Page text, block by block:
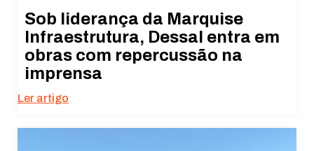
Sob liderança da Marquise
Infraestrutura, Dessal entra em
obras com repercussão na
imprensa
Ler artigo